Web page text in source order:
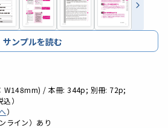
サンプルを読む
/ 本冊: 344p; 別冊: 72p;
込）
）
ライン）あり